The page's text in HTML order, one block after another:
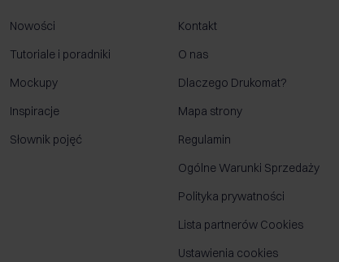
Nowości
Tutoriale i poradniki
Mockupy
Inspiracje
Słownik pojęć
Kontakt
O nas
Dlaczego Drukomat?
Mapa strony
Regulamin
Ogólne Warunki Sprzedaży
Polityka prywatności
Lista partnerów Cookies
Ustawienia cookies